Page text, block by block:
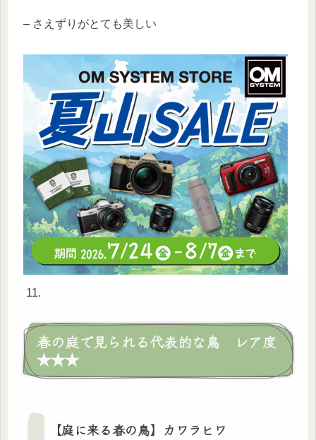
– さえずりがとても美しい
春の庭で見られる代表的な鳥 レア度
★★★
【庭に来る春の鳥】 カワラヒワ